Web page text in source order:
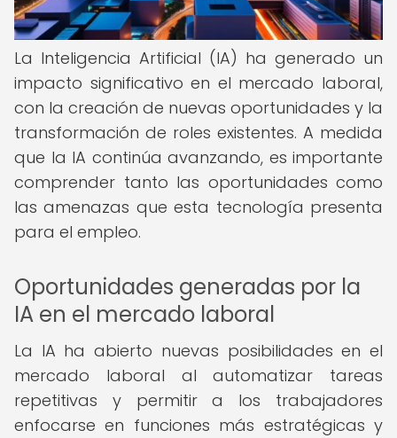
La Inteligencia Artificial (IA) ha generado un
impacto significativo en el mercado laboral,
con la creación de nuevas oportunidades y la
transformación de roles existentes. A medida
que la IA continúa avanzando, es importante
comprender tanto las oportunidades como
las amenazas que esta tecnología presenta
para el empleo.
Oportunidades generadas por la
IA en el mercado laboral
La IA ha abierto nuevas posibilidades en el
mercado laboral al automatizar tareas
repetitivas y permitir a los trabajadores
enfocarse en funciones más estratégicas y